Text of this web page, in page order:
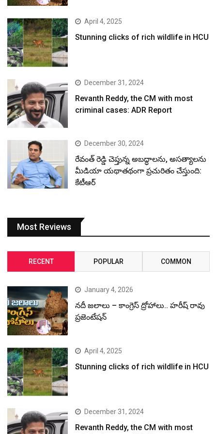
April 4, 2025
Stunning clicks of rich wildlife in HCU
December 31, 2024
Revanth Reddy, the CM with most
criminal cases: ADR Report
December 30, 2024
రేవంత్ రెడ్డి చెప్తున్న అబద్ధాలను, అసత్యాలను
మీడియా యథాతథంగా ప్రచురితం చేస్తుంది:
కేటీఆర్
Most Reviews
RECENT POPULAR COMMON
January 4, 2026
నదీ జలాలు – కాంగ్రెస్ ద్రోహాలు.. హరీష్ రావు
ప్రజెంటేషన్
April 4, 2025
Stunning clicks of rich wildlife in HCU
December 31, 2024
Revanth Reddy, the CM with most